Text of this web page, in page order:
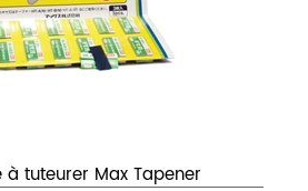
tuteurer Max Tapener